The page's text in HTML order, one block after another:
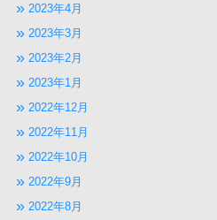
2023年4月
2023年3月
2023年2月
2023年1月
2022年12月
2022年11月
2022年10月
2022年9月
2022年8月